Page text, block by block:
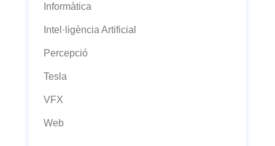
Informàtica
Intel·ligència Artificial
Percepció
Tesla
VFX
Web